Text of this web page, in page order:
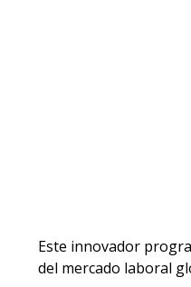
Este innovador
del mercado laboral